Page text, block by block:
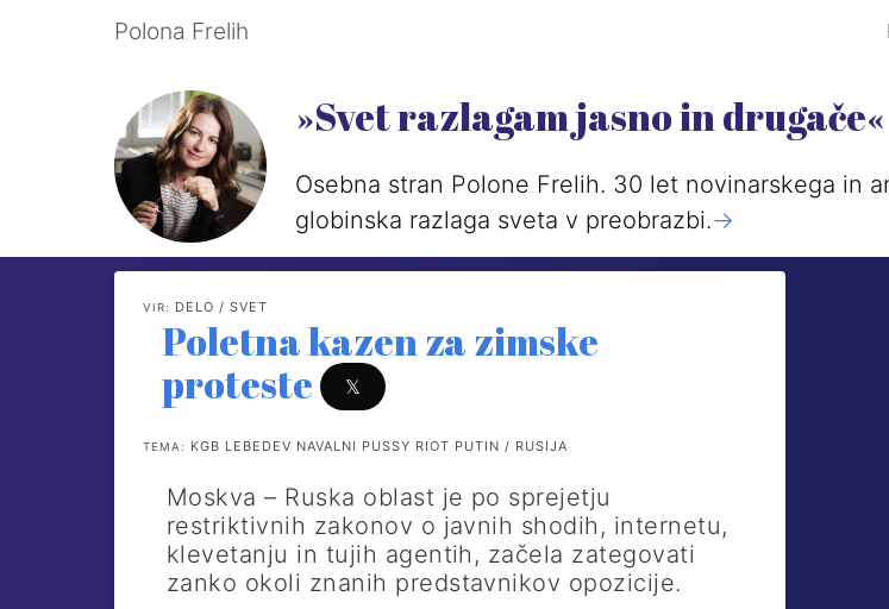
Polona Frelih
»Svet razlagam jasno in drugače«
Osebna stran Polone Frelih. 30 let novinarskega in
globinska razlaga sveta v preobrazbi.->
VIR: DELO / SVET
Poletna kazen za zimske
proteste
𝕏
TEMA: KGB LEBEDEV NAVALNI PUSSY RIOT PUTIN / RUSIJA
Moskva – Ruska oblast je po sprejetju
restriktivnih zakonov o javnih shodih, internetu,
klevetanju in tujih agentih, začela zategovati
zanko okoli znanih predstavnikov opozicije.